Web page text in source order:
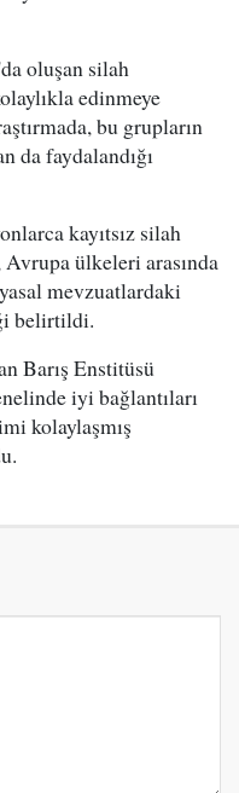
oluşan silah
edinmeye
bu grupların
da faydalandığı
kayıtsız silah
ülkeleri arasında
mevzuatlardaki
belirtildi.
Barış Enstitüsü
iyi bağlantıları
kolaylaşmış